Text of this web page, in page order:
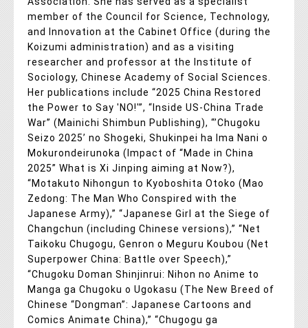
member of the Council for Science, Technology,
and Innovation at the Cabinet Office (during the
Koizumi administration) and as a visiting
researcher and professor at the Institute of
Sociology, Chinese Academy of Social Sciences.
Her publications include “2025 China Restored
the Power to Say 'NO!'”, “Inside US-China Trade
War” (Mainichi Shimbun Publishing), “’Chugoku
Seizo 2025’ no Shogeki, Shukinpei ha Ima Nani o
Mokurondeirunoka (Impact of “Made in China
2025” What is Xi Jinping aiming at Now?),
“Motakuto Nihongun to Kyoboshita Otoko (Mao
Zedong: The Man Who Conspired with the
Japanese Army),” “Japanese Girl at the Siege of
Changchun (including Chinese versions),” “Net
Taikoku Chugogu, Genron o Meguru Koubou (Net
Superpower China: Battle over Speech),”
“Chugoku Doman Shinjinrui: Nihon no Anime to
Manga ga Chugoku o Ugokasu (The New Breed of
Chinese “Dongman”: Japanese Cartoons and
Comics Animate China),” “Chugogu ga